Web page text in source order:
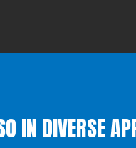
IN DIVERSE